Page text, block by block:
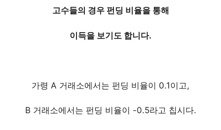
고수들의 경우 펀딩 비율을 통해
이득을 보기도 합니다.
가령 A 거래소에서는 펀딩 비율이 0.1이고,
B 거래소에서는 펀딩 비율이 -0.5라고 칩시다.